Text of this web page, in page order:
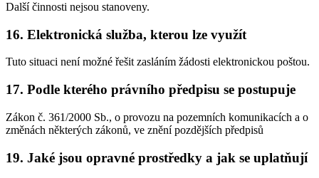
Další činnosti nejsou stanoveny.
16. Elektronická služba, kterou lze využít
Tuto situaci není možné řešit zasláním žádosti elektronickou poštou.
17. Podle kterého právního předpisu se postupuje
Zákon č. 361/2000 Sb., o provozu na pozemních komunikacích a o
změnách některých zákonů, ve znění pozdějších předpisů
19. Jaké jsou opravné prostředky a jak se uplatňují